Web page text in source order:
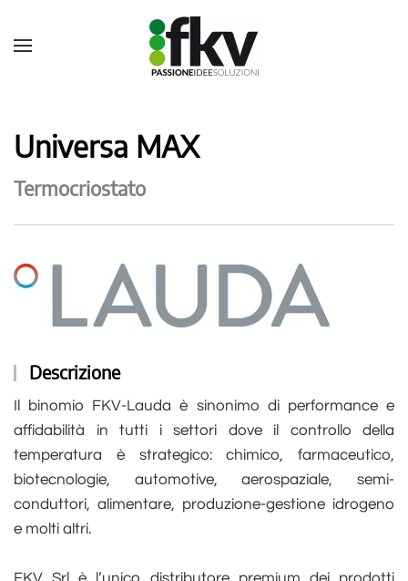
Universa MAX
Termocriostato
Descrizione
Il binomio FKV-Lauda è sinonimo di performance e
affidabilità in tutti i settori dove il controllo della
temperatura è strategico: chimico, farmaceutico,
biotecnologie, automotive, aerospaziale, semi-
conduttori, alimentare, produzione-gestione idrogeno
e molti altri.